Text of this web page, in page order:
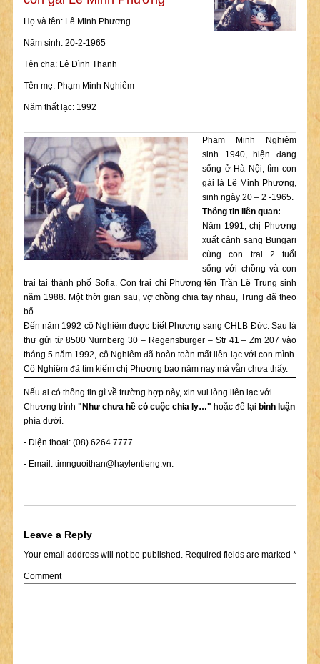
Họ và tên: Lê Minh Phương
Năm sinh: 20-2-1965
Tên cha: Lê Đình Thanh
Tên mẹ: Phạm Minh Nghiêm
Năm thất lạc: 1992
Phạm Minh Nghiêm
sinh 1940, hiện đang
sống ở Hà Nội, tìm con
gái là Lê Minh Phương,
sinh ngày 20 – 2 -1965.
Thông tin liên quan:
Năm 1991, chị Phương
xuất cảnh sang Bungari
cùng con trai 2 tuổi
sống với chồng và con
trai tại thành phố Sofia. Con trai chị Phương tên Trần Lê Trung sinh
năm 1988. Một thời gian sau, vợ chồng chia tay nhau, Trung đã theo
bố.
Đến năm 1992 cô Nghiêm được biết Phương sang CHLB Đức. Sau lá
thư gửi từ 8500 Nürnberg 30 – Regensburger – Str 41 – Zm 207 vào
tháng 5 năm 1992, cô Nghiêm đã hoàn toàn mất liên lạc với con mình.
Cô Nghiêm đã tìm kiếm chị Phương bao năm nay mà vẫn chưa thấy.
Nếu ai có thông tin gì về trường hợp này, xin vui lòng liên lạc với
Chương trình "Như chưa hề có cuộc chia ly…" hoặc để lại bình luận
phía dưới.
- Điện thoại: (08) 6264 7777.
- Email: timnguoithan@haylentieng.vn
Leave a Reply
Your email address will not be published. Required fields are marked *
Comment